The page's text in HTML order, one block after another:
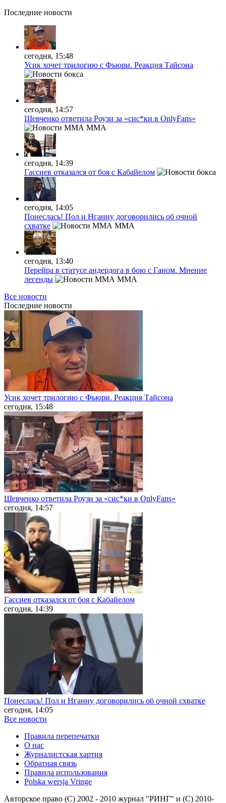
Последние новости
сегодня, 15:48
Усик хочет трилогию с Фьюри. Реакция Тайсона
сегодня, 14:57
Шевченко ответила Роузи за «сис*ки в OnlyFans»
MMA
сегодня, 14:39
Гассиев отказался от боя с Кабайелом
сегодня, 14:05
Понеслась! Пол и Нганну договорились об очной
схватке
MMA
сегодня, 13:40
Перейра в статусе андердога в бою с Ганом. Мнение
легенды
MMA
Все новости
Последние новости
Усик хочет трилогию с Фьюри. Реакция Тайсона
сегодня, 15:48
Шевченко ответила Роузи за «сис*ки в OnlyFans»
сегодня, 14:57
Гассиев отказался от боя с Кабайелом
сегодня, 14:39
Понеслась! Пол и Нганну договорились об очной схватке
сегодня, 14:05
Все новости
Правила перепечатки
О нас
Журналистская хартия
Обратная связь
Правила использования
Polska wersja Vringe
Авторское право (С) 2002 - 2010 журнал "РИНГ" и (С) 2010-